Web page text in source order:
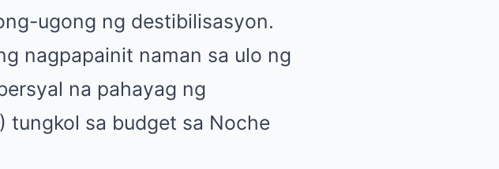
ugong ng destibilisasyon.
nagpapainit naman sa ulo ng
na pahayag ng
tungkol sa budget sa Noche